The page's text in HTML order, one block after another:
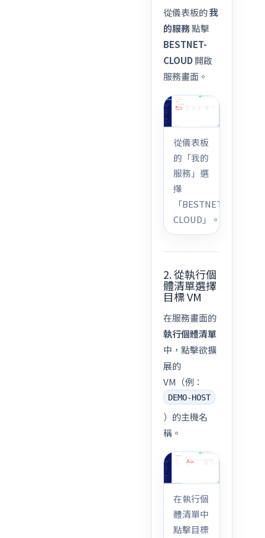
從儀表板的我
的服務點擊
BESTNET-
CLOUD開啟
服務畫面。
從儀表板
的「我的
服務」選
擇
「BESTNET-
CLOUD」。
2. 從執行個
體清單選擇
目標 VM
在服務畫面的
執行個體清單
中，點擊欲擴
展的
VM（例：
DEMO-HOST
）的主機名
稱。
在執行個
體清單中
點擊目標